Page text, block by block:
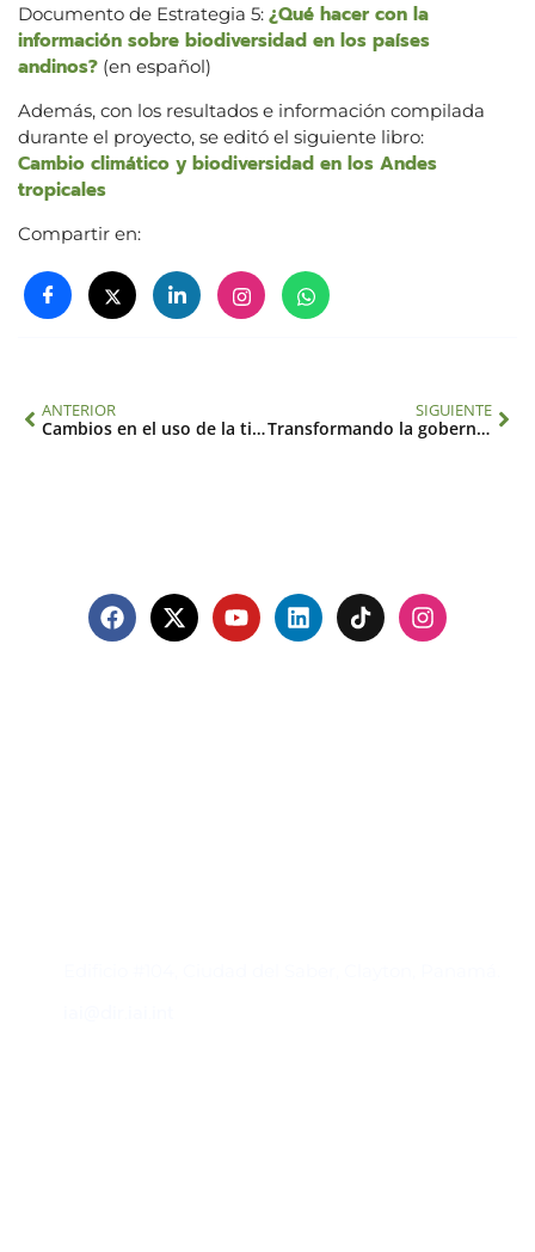
Documento de Estrategia 5: ¿Qué hacer con la
información sobre biodiversidad en los países
andinos? (en español)
Además, con los resultados e información compilada
durante el proyecto, se editó el siguiente libro:
Cambio climático y biodiversidad en los Andes
tropicales
Compartir en:
ANTERIOR
Cambios en el uso de la tierra, biocombustibles y desarrollo rural en la Cuenca del Plata (2008-2011)
SIGUIENTE
Transformando la gobernanza del agua en América del Sur: de la reacción a la adaptación y la anticipación (SGP-HW 056)